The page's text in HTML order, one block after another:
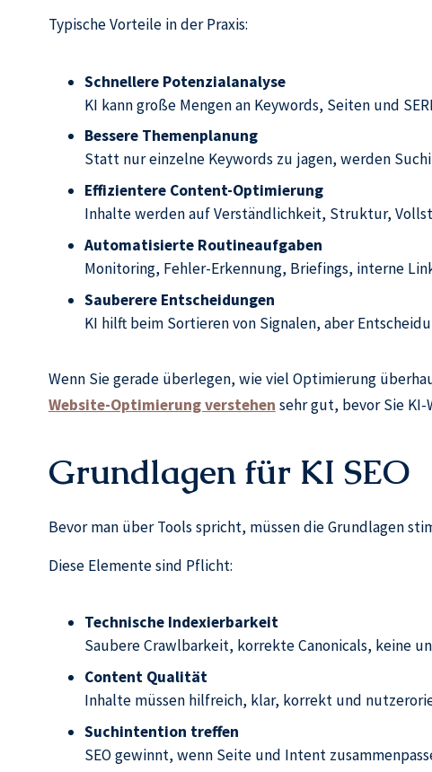
Typische Vorteile in der Praxis:
Schnellere Potenzialanalyse
KI kann große Mengen an Keywords, Seiten und
Bessere Themenplanung
Statt nur einzelne Keywords zu jagen, werden
Effizientere Content-Optimierung
Inhalte werden auf Verständlichkeit, Struktur,
Automatisierte Routineaufgaben
Monitoring, Fehler-Erkennung, Briefings, interne
Sauberere Entscheidungen
KI hilft beim Sortieren von Signalen, aber
Wenn Sie gerade überlegen, wie viel Optimierung
Website-Optimierung verstehen sehr gut, bevor Sie
Grundlagen für KI SEO
Bevor man über Tools spricht, müssen die Grundlagen
Diese Elemente sind Pflicht:
Technische Indexierbarkeit
Saubere Crawlbarkeit, korrekte Canonicals, keine
Content Qualität
Inhalte müssen hilfreich, klar, korrekt und
Suchintention treffen
SEO gewinnt, wenn Seite und Intent